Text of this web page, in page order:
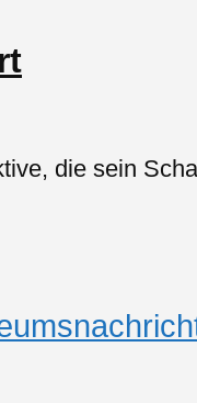
die sein